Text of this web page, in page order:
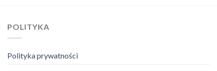
POLITYKA
Polityka prywatności